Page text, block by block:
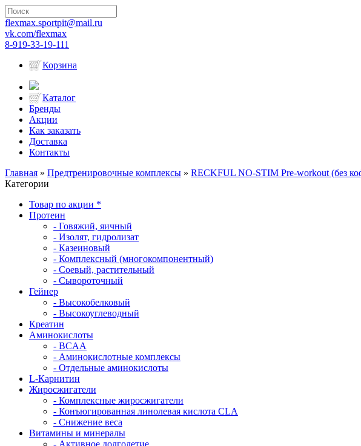
flexmax.sportpit@mail.ru
vk.com/flexmax
8-919-33-19-111
Корзина
Каталог
Бренды
Акции
Как заказать
Доставка
Контакты
Главная » Предтренировочные комплексы » RECKFUL NO-STIM Pre-workout (без
Категории
Товар по акции *
Протеин
- Говяжий, яичный
- Изолят, гидролизат
- Казеиновый
- Комплексный (многокомпонентный)
- Соевый, растительный
- Сывороточный
Гейнер
- Высокобелковый
- Высокоуглеводный
Креатин
Аминокислоты
- BCAA
- Аминокислотные комплексы
- Отдельные аминокислоты
L-Карнитин
Жиросжигатели
- Комплексные жиросжигатели
- Конъюгированная линолевая кислота CLA
- Снижение веса
Витамины и минералы
- Активное долголетие